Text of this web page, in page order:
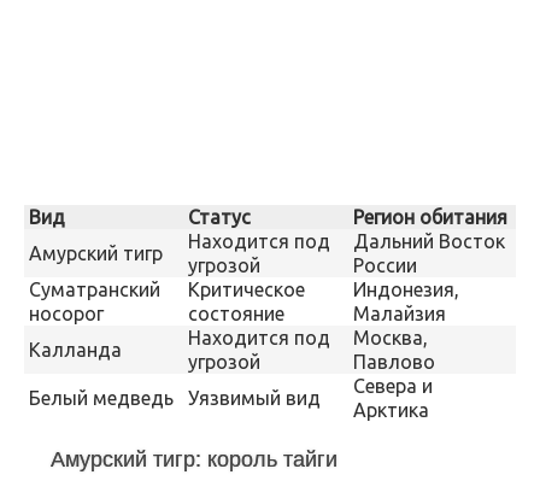
Вид Статус
Регион обитания
Амурский тигр
Находится под
угрозой
Дальний Восток
России
Суматранский
носорог
Критическое
состояние
Индонезия,
Малайзия
Калланда
Находится под
угрозой
Москва,
Павлово
Белый медведь
Уязвимый вид
Севера и
Арктика
Амурский тигр: король тайги